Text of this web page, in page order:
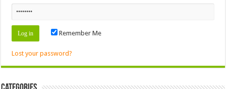
Remember Me
Lost your password?